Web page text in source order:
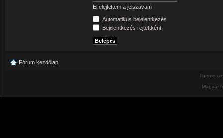
Elfelejtettem a jelszavam
Automatikus bejelentkezés
Bejelentkezés rejtettként
Fórum kezdőlap
Theme
Magyar